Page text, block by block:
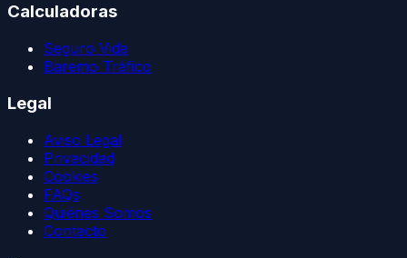
Calculadoras
Seguro Vida
Baremo Tráfico
Legal
Aviso Legal
Privacidad
Cookies
FAQs
Quiénes Somos
Contacto